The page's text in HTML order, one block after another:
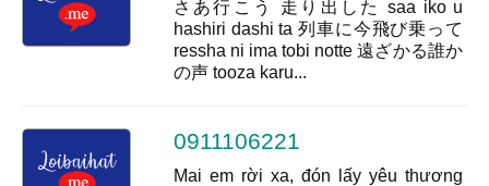
さあ行こう 走り出した saa iko u
hashiri dashi ta 列車に今飛び乗って
ressha ni ima tobi notte 遠ざかる誰か
の声 tooza karu...
0911106221
Mai em rời xa, đón lấy yêu thương